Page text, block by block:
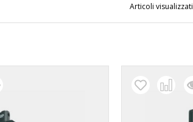
Articoli visualizzati